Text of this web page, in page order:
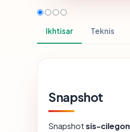
Ikhtisar Teknis
Snapshot
Snapshotsis-